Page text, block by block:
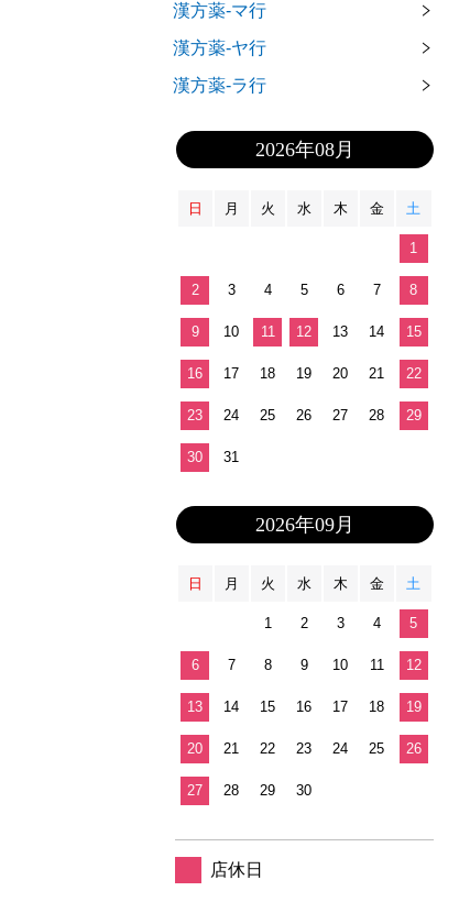
漢方薬-マ行
漢方薬-ヤ行
漢方薬-ラ行
2026年08月
日 月 火 水 木 金 土
1
2 3 4 5 6 7 8
9 10 11 12 13 14 15
16 17 18 19 20 21 22
23 24 25 26 27 28 29
30 31
2026年09月
日 月 火 水 木 金 土
1 2 3 4 5
6 7 8 9 10 11 12
13 14 15 16 17 18 19
20 21 22 23 24 25 26
27 28 29 30
店休日